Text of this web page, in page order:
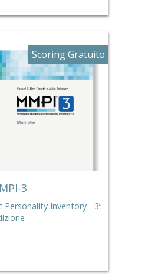
Scoring Gratuito
3
Inventory - 3ª